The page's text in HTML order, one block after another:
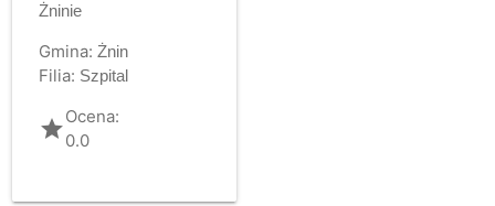
Żninie
Gmina: Żnin
Filia: Szpital
gradeOcena:
0.0